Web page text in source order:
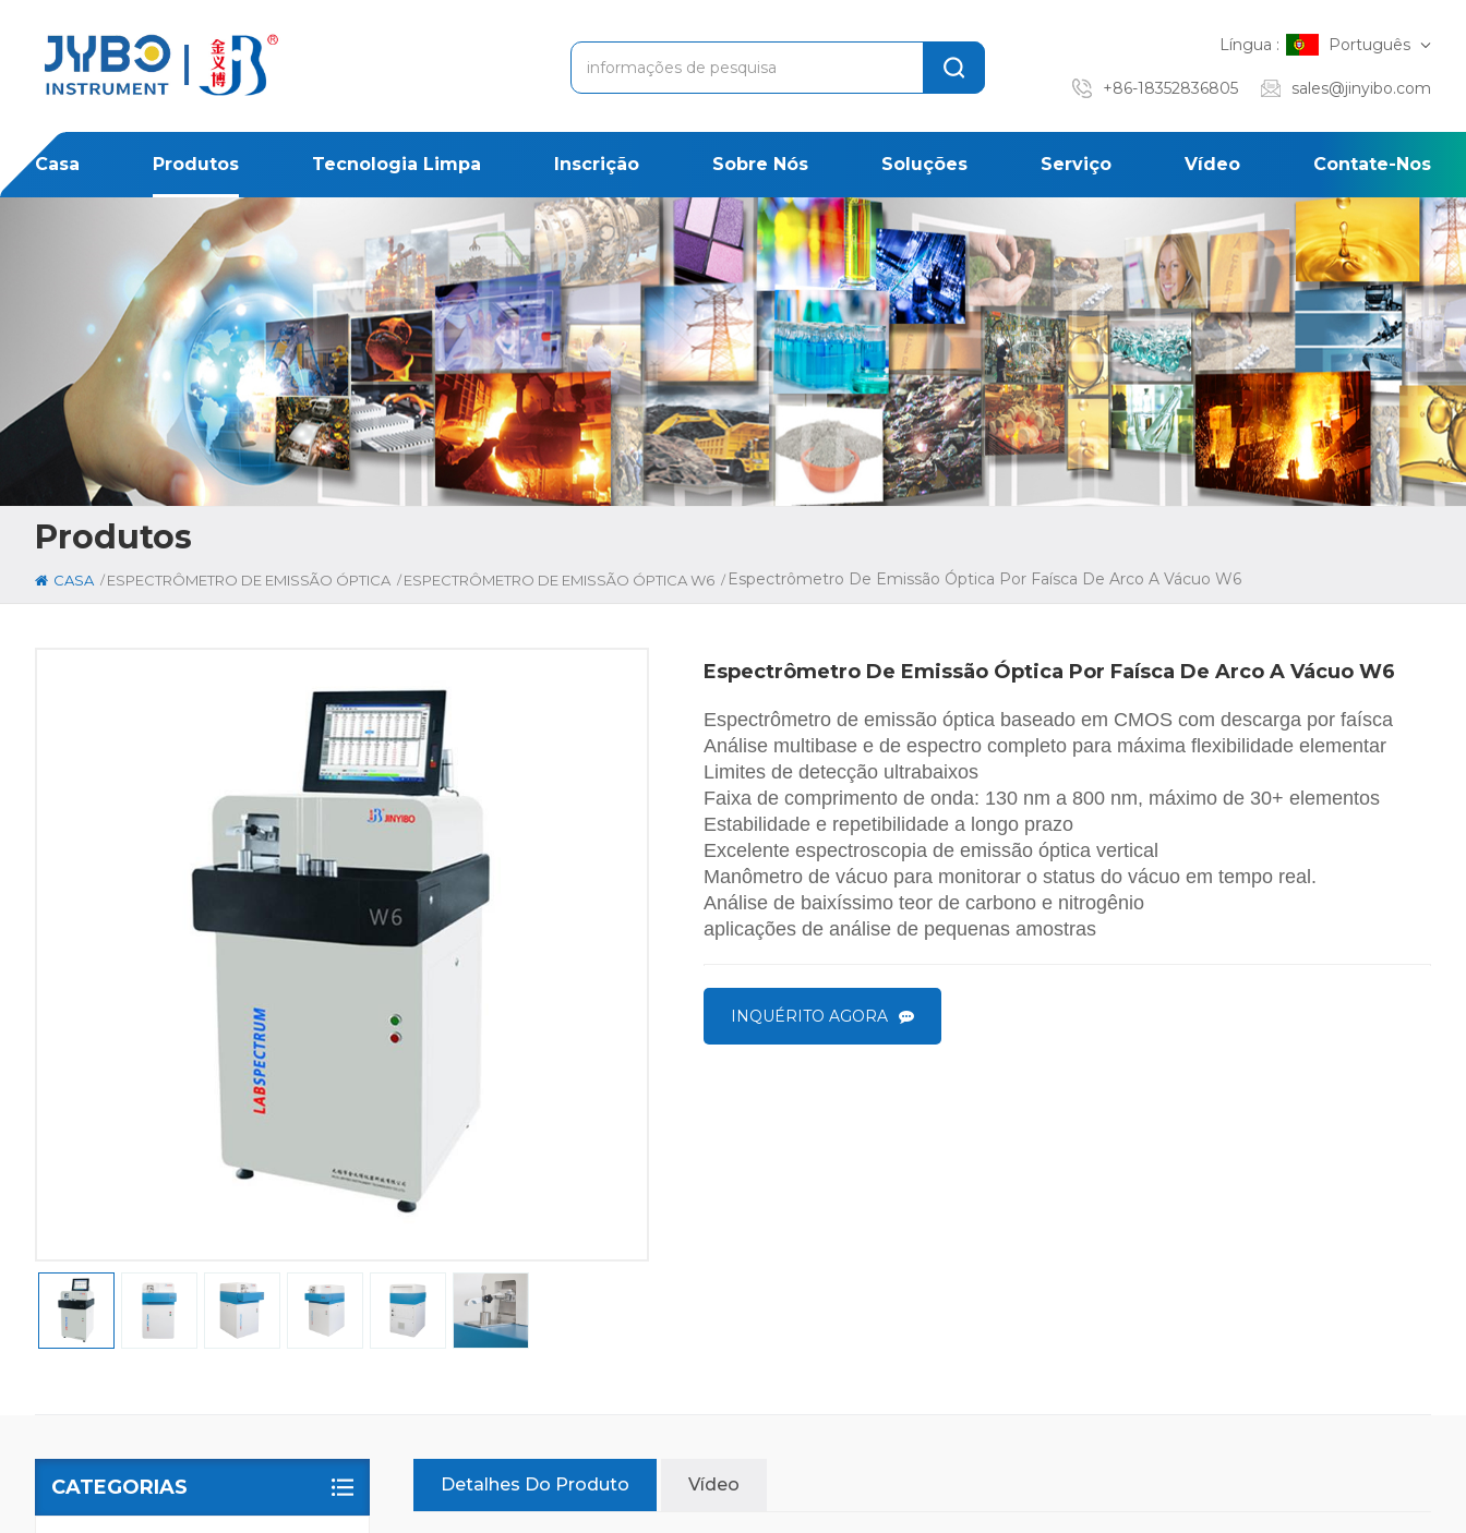
Língua : Português
+86-18352836805 sales@jinyibo.com
Casa Produtos Tecnologia Limpa Inscrição Sobre Nós Soluções Serviço Vídeo Contate-Nos
Produtos
CASA / ESPECTRÔMETRO DE EMISSÃO ÓPTICA / ESPECTRÔMETRO DE EMISSÃO ÓPTICA W6 / Espectrômetro De Emissão Óptica Por Faísca De Arco A Vácuo W6
Espectrômetro De Emissão Óptica Por Faísca De Arco A Vácuo W6
Espectrômetro de emissão óptica baseado em CMOS com descarga por faísca
Análise multibase e de espectro completo para máxima flexibilidade elementar
Limites de detecção ultrabaixos
Faixa de comprimento de onda: 130 nm a 800 nm, máximo de 30+ elementos
Estabilidade e repetibilidade a longo prazo
Excelente espectroscopia de emissão óptica vertical
Manômetro de vácuo para monitorar o status do vácuo em tempo real.
Análise de baixíssimo teor de carbono e nitrogênio
aplicações de análise de pequenas amostras
INQUÉRITO AGORA
CATEGORIAS Detalhes Do Produto Vídeo